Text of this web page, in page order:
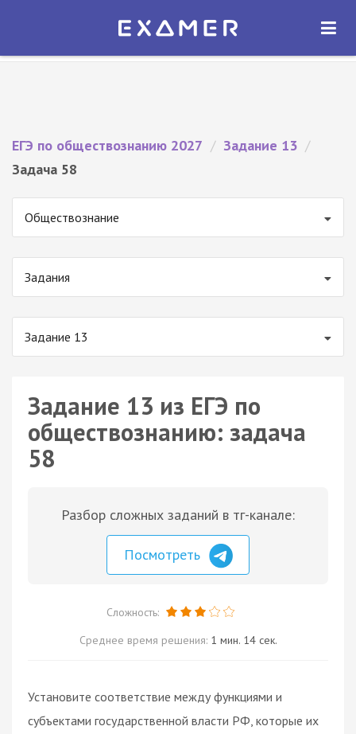
Экзамер — ЕГЭ 2027
ОТКРЫТЬ
ЕГЭ по обществознанию 2027 / Задание 13 /
Задача 58
Обществознание
Задания
Задание 13
Задание 13 из ЕГЭ по
обществознанию: задача
58
Разбор сложных заданий в тг-канале:
Посмотреть
Сложность:
Среднее время решения: 1 мин. 14 сек.
Установите соответствие между функциями и
субъектами государственной власти РФ, которые их